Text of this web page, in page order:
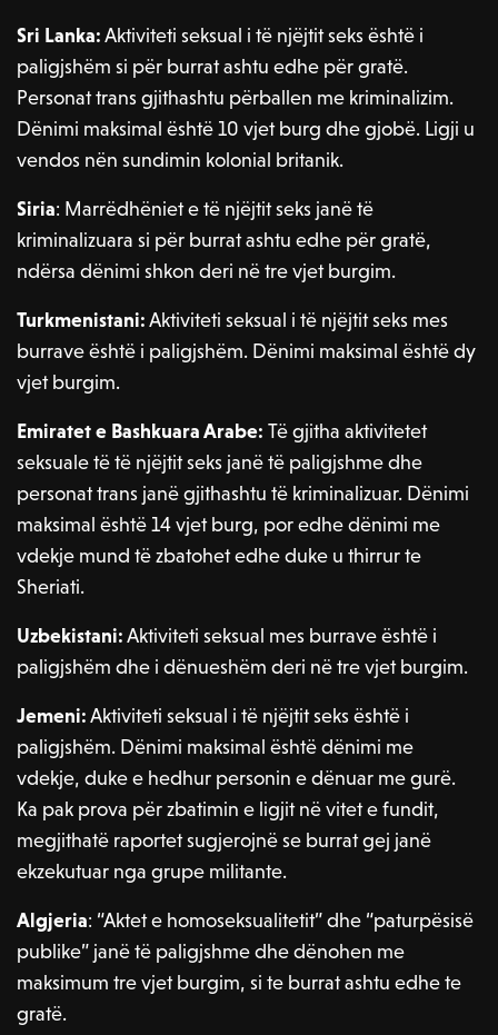
Sri Lanka:Aktiviteti seksual i të njëjtit seks është i
paligjshëm si për burrat ashtu edhe për gratë.
Personat trans gjithashtu përballen me kriminalizim.
Dënimi maksimal është 10 vjet burg dhe gjobë. Ligji u
vendos nën sundimin kolonial britanik.
Siria: Marrëdhëniet e të njëjtit seks janë të
kriminalizuara si për burrat ashtu edhe për gratë,
ndërsa dënimi shkon deri në tre vjet burgim.
Turkmenistani:Aktiviteti seksual i të njëjtit seks mes
burrave është i paligjshëm. Dënimi maksimal është dy
vjet burgim.
Emiratet e Bashkuara Arabe: Të gjitha aktivitetet
seksuale të të njëjtit seks janë të paligjshme dhe
personat trans janë gjithashtu të kriminalizuar. Dënimi
maksimal është 14 vjet burg, por edhe dënimi me
vdekje mund të zbatohet edhe duke u thirrur te
Sheriati.
Uzbekistani:Aktiviteti seksual mes burrave është i
paligjshëm dhe i dënueshëm deri në tre vjet burgim.
Jemeni:Aktiviteti seksual i të njëjtit seks është i
paligjshëm. Dënimi maksimal është dënimi me
vdekje, duke e hedhur personin e dënuar me gurë.
Ka pak prova për zbatimin e ligjit në vitet e fundit,
megjithatë raportet sugjerojnë se burrat gej janë
ekzekutuar nga grupe militante.
Algjeria: “Aktet e homoseksualitetit” dhe “paturpësisë
publike” janë të paligjshme dhe dënohen me
maksimum tre vjet burgim, si te burrat ashtu edhe te
gratë.